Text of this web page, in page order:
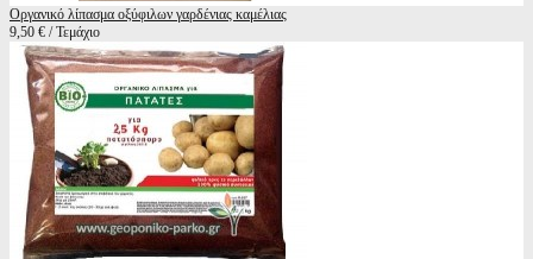
Οργανικό λίπασμα οξύφιλων γαρδένιας καμέλιας
9,50 € / Τεμάχιο